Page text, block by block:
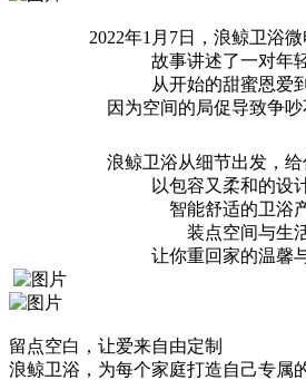
2022年1月7日，浪鲸卫浴
故事讲述了一对年
从开始的甜蜜恩爱
因为空间的局促导致争
浪鲸卫浴从细节出发，
以包容又柔和的设
智能舒适的卫浴
装点空间与生
让你重回家的温馨
留点空白，让爱来自由定制
浪鲸卫浴，为每个家庭打造自己专属